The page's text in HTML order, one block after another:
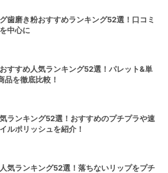
歯磨き粉おすすめランキング52選！口コミ
中心に
すすめ人気ランキング52選！パレット&単
品を徹底比較！
ランキング52選！おすすめのプチプラや速
ルポリッシュを紹介！
気ランキング52選！落ちないリップをプチ